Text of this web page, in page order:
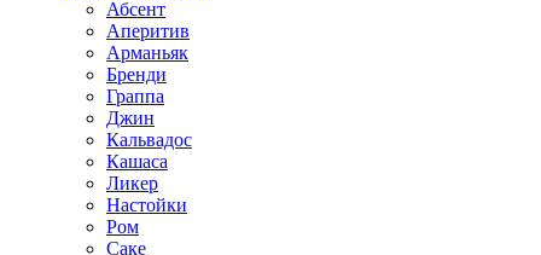
Абсент
Аперитив
Арманьяк
Бренди
Граппа
Джин
Кальвадос
Кашаса
Ликер
Настойки
Ром
Саке